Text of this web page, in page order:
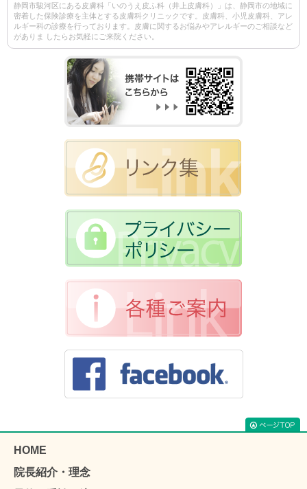
静岡市駿河区にある皮膚科「いのうえ皮ふ科（井上皮膚科）」は、静岡市の地域に
密着した保険診療を主体とする皮膚科クリニックです。皮膚科、小児皮膚科、アレ
ルギー科の診療を行っております。皮膚に関するお悩みやアレルギーのご相談など
がありま したらお気軽にご来院ください。
HOME
院長紹介・理念